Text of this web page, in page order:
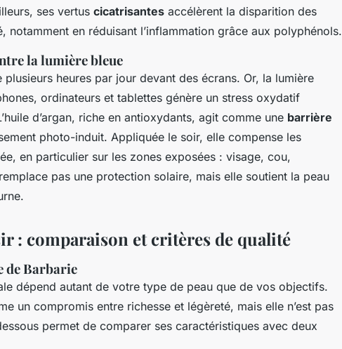
ses vertus cicatrisantes accélèrent la disparition des
notamment en réduisant l’inflammation grâce aux polyphénols.
la lumière bleue
plusieurs heures par jour devant des écrans. Or, la lumière
ordinateurs et tablettes génère un stress oxydatif
d’argan, riche en antioxydants, agit comme une barrière
photo-induit. Appliquée le soir, elle compense les
en particulier sur les zones exposées : visage, cou,
pas une protection solaire, mais elle soutient la peau
: comparaison et critères de qualité
de Barbarie
dépend autant de votre type de peau que de vos objectifs.
un compromis entre richesse et légèreté, mais elle n’est pas
permet de comparer ses caractéristiques avec deux